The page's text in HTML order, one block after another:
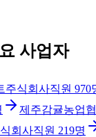
사업자
주식회사직원 970
제주감귤농업
회사직원 219명